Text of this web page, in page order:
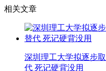
相关文章
深圳理工大学拟逐步
代 死记硬背没用